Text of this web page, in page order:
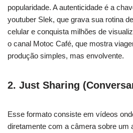
popularidade. A autenticidade é a
youtuber Slek, que grava sua rotina
celular e conquista milhões de
o canal Motoc Café, que mostra
produção simples, mas envolvente.
2. Just Sharing
Esse formato consiste em vídeos
diretamente com a câmera sobre um